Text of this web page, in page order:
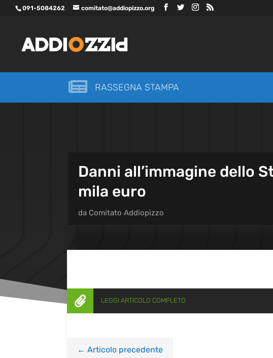
091-5084262 comitato@addiopizzo.org
 RASSEGNA STAMPA
Danni all’immagine dello
mila euro
da Comitato Addiopizzo
 LEGGI ARTICOLO COMPLETO
← Articolo precedente